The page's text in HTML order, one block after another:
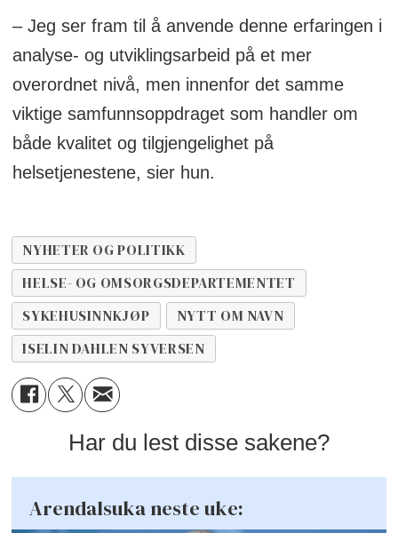
– Jeg ser fram til å anvende denne erfaringen i
analyse- og utviklingsarbeid på et mer
overordnet nivå, men innenfor det samme
viktige samfunnsoppdraget som handler om
både kvalitet og tilgjengelighet på
helsetjenestene, sier hun.
NYHETER OG POLITIKK
HELSE- OG OMSORGSDEPARTEMENTET
SYKEHUSINNKJØP
NYTT OM NAVN
ISELIN DAHLEN SYVERSEN
Har du lest disse sakene?
Arendalsuka neste uke: